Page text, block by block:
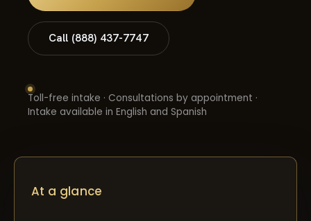
Call (888) 437-7747
Toll-free intake · Consultations by appointment ·
Intake available in English and Spanish
At a glance